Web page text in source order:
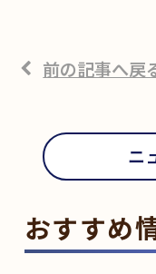
前の記事へ戻
ニ
おすすめ